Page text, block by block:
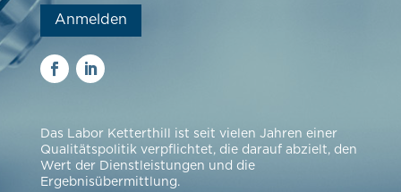
Anmelden
Das Labor Ketterthill ist seit vielen Jahren einer
Qualitätspolitik verpflichtet, die darauf abzielt, den
Wert der Dienstleistungen und die
Ergebnisübermittlung.